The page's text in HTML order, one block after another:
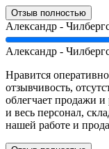
Отзыв полностью
Александр -
Александр -
Нравится
отзывчивость,
облегчает продажи
и весь персонал,
нашей работе и